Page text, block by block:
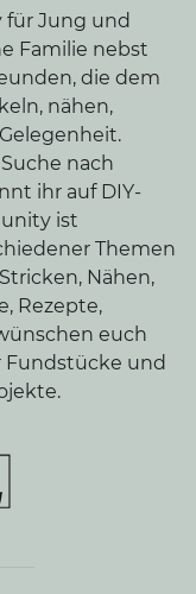
für Jung und
Familie nebst
die dem
nähen,
nach
ihr auf DIY-
ist
Themen
Nähen,
Rezepte,
euch
Fundstücke und